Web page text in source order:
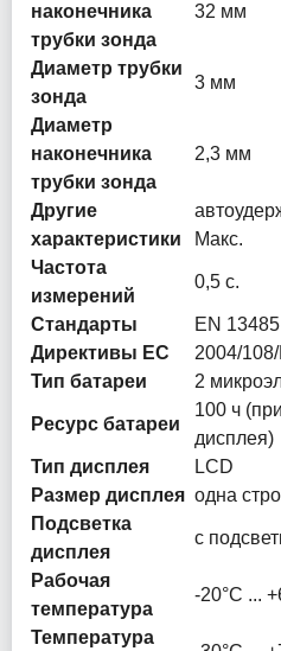
наконечника
трубки зонда
32 мм
Диаметр трубки
зонда
3 мм
Диаметр
наконечника
трубки зонда
2,3 мм
Другие
характеристики
Макс.
Частота
измерений
0,5 с.
Стандарты
EN 13485
Директивы ЕС
2004/
Тип батареи
2
Ресурс батареи
100 ч
дисплея)
Тип дисплея
LCD
Размер дисплея одна
Подсветка
дисплея
с
Рабочая
температура
-20°C ...
Температура